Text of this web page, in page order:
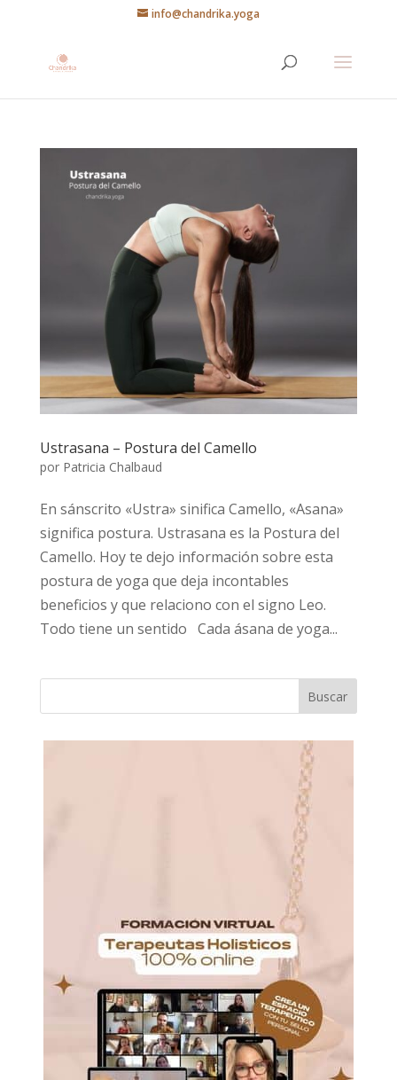
info@chandrika.yoga
Ustrasana – Postura del Camello
por Patricia Chalbaud
En sánscrito «Ustra» sinifica Camello, «Asana»
significa postura. Ustrasana es la Postura del
Camello. Hoy te dejo información sobre esta
postura de yoga que deja incontables
beneficios y que relaciono con el signo Leo.
Todo tiene un sentido Cada ásana de yoga...